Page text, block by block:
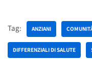
Tag: ANZIANI
DIFFERENZIALI DI SALUTE